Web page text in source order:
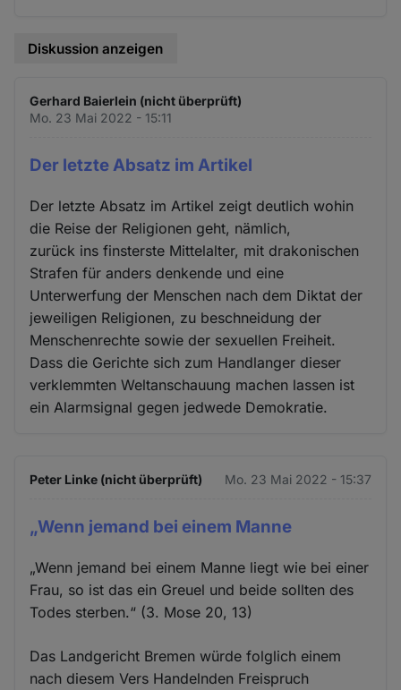
Diskussion anzeigen
Gerhard Baierlein (nicht überprüft)
Mo. 23 Mai 2022 - 15:11
Der letzte Absatz im Artikel
Der letzte Absatz im Artikel zeigt deutlich wohin
die Reise der Religionen geht, nämlich,
zurück ins finsterste Mittelalter, mit drakonischen
Strafen für anders denkende und eine
Unterwerfung der Menschen nach dem Diktat der
jeweiligen Religionen, zu beschneidung der
Menschenrechte sowie der sexuellen Freiheit.
Dass die Gerichte sich zum Handlanger dieser
verklemmten Weltanschauung machen lassen ist
ein Alarmsignal gegen jedwede Demokratie.
Peter Linke (nicht überprüft) Mo. 23 Mai 2022 - 15:37
„Wenn jemand bei einem Manne
„Wenn jemand bei einem Manne liegt wie bei einer
Frau, so ist das ein Greuel und beide sollten des
Todes sterben.“ (3. Mose 20, 13)
Das Landgericht Bremen würde folglich einem
nach diesem Vers Handelnden Freispruch